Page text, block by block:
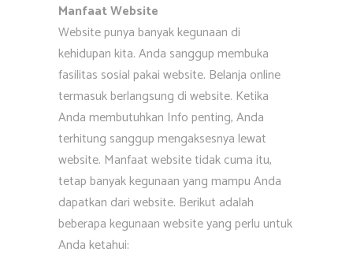
Manfaat Website
Website punya banyak kegunaan di
kehidupan kita. Anda sanggup membuka
fasilitas sosial pakai website. Belanja online
termasuk berlangsung di website. Ketika
Anda membutuhkan Info penting, Anda
terhitung sanggup mengaksesnya lewat
website. Manfaat website tidak cuma itu,
tetap banyak kegunaan yang mampu Anda
dapatkan dari website. Berikut adalah
beberapa kegunaan website yang perlu untuk
Anda ketahui: